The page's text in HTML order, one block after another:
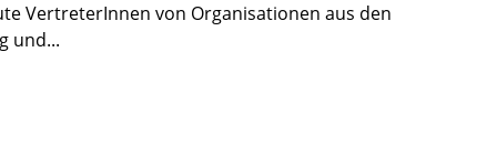
VertreterInnen von Organisationen aus den
und...